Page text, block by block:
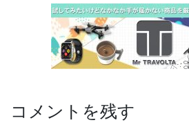
コメントを残す